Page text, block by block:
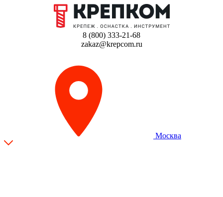
8 (800) 333-21-68
zakaz@krepcom.ru
Москва